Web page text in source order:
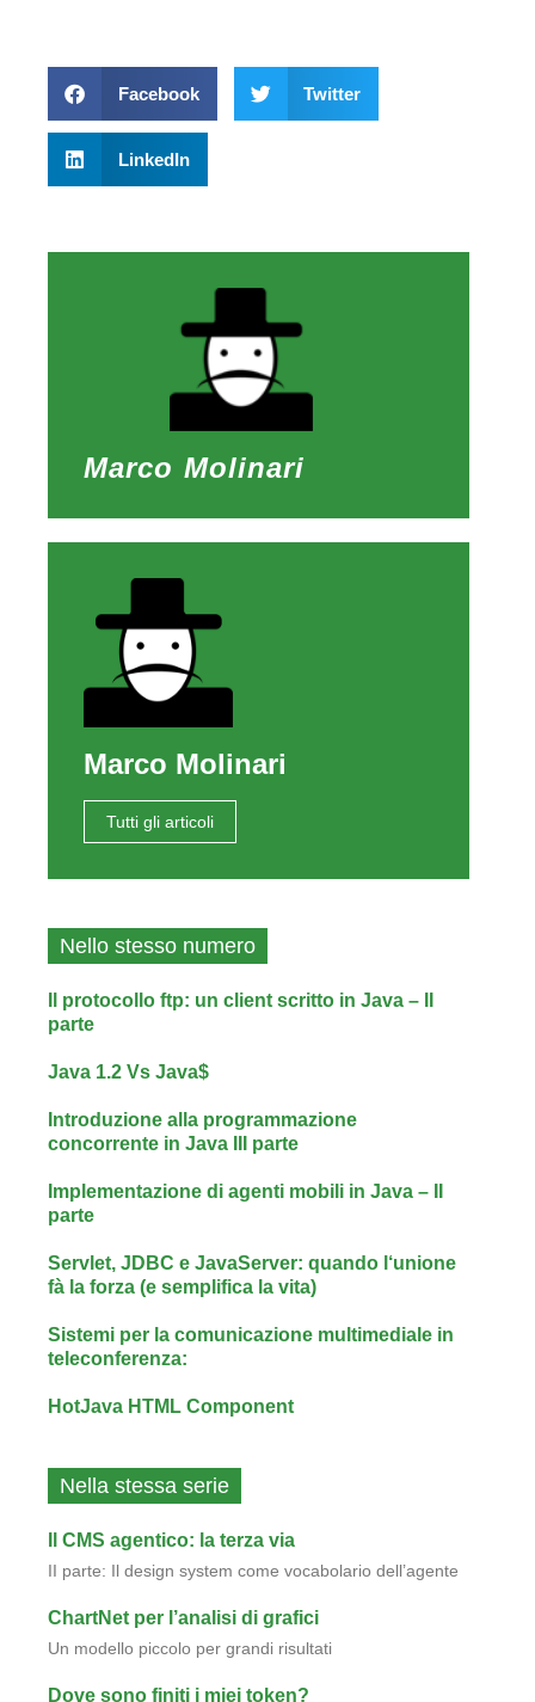
Facebook Twitter
LinkedIn
Marco Molinari
Marco Molinari
Tutti gli articoli
Nello stesso numero
Il protocollo ftp: un client scritto in Java – II
parte
Java 1.2 Vs Java$
Introduzione alla programmazione
concorrente in Java III parte
Implementazione di agenti mobili in Java – II
parte
Servlet, JDBC e JavaServer: quando l‘unione
fà la forza (e semplifica la vita)
Sistemi per la comunicazione multimediale in
teleconferenza:
HotJava HTML Component
Nella stessa serie
Il CMS agentico: la terza via
II parte: Il design system come vocabolario dell’agente
ChartNet per l’analisi di grafici
Un modello piccolo per grandi risultati
Dove sono finiti i miei token?